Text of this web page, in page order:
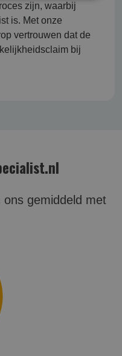
zijn, waarbij
is. Met onze
vertrouwen dat de
bij
gemiddeld met